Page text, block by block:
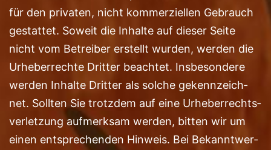
für den pri­va­ten, nicht kom­mer­zi­el­len Gebrauch
gestat­tet. Soweit die Inhal­te auf die­ser Sei­te
nicht vom Betrei­ber erstellt wur­den, wer­den die
Urhe­ber­rech­te Drit­ter beach­tet. Ins­be­son­de­re
wer­den Inhal­te Drit­ter als sol­che gekenn­zeich­
net. Soll­ten Sie trotz­dem auf eine Urhe­ber­rechts­
ver­let­zung auf­merk­sam wer­den, bit­ten wir um
einen ent­spre­chen­den Hin­weis. Bei Bekannt­wer­